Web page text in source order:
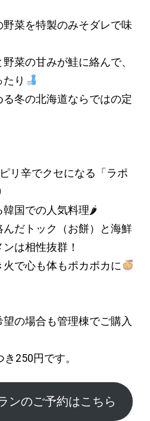
菜を特製のみそダレで味
菜の甘みが鮭に絡んで、
り
冬の北海道ならではの定
リ辛でクセになる「ラポ
韓国での人気料理🌶
だトック（お餅）と海鮮
は相性抜群！
で心も体もポカポカに
の場合も管理棟でご購入
250円です。
ンのご予約はこちら